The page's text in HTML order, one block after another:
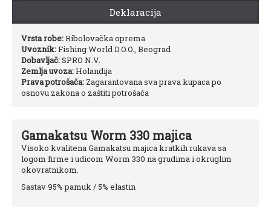
Deklaracija
Vrsta robe:Ribolovačka oprema
Uvoznik:Fishing World D.O.O., Beograd
Dobavljač:SPRO N.V.
Zemlja uvoza:Holandija
Prava potrošača: Zagarantovana sva prava kupaca po
osnovu zakona o zaštiti potrošača
Gamakatsu Worm 330 majica
Visoko kvalitena Gamakatsu majica kratkih rukava sa
logom firme i udicom Worm 330 na grudima i okruglim
okovratnikom.
Sastav 95% pamuk / 5% elastin